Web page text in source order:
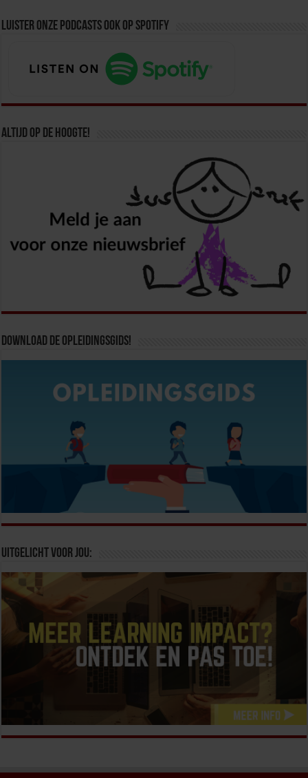
Luister onze podcasts ook op spotify
Altijd op de hoogte!
Download de opleidingsgids!
Uitgelicht voor jou: